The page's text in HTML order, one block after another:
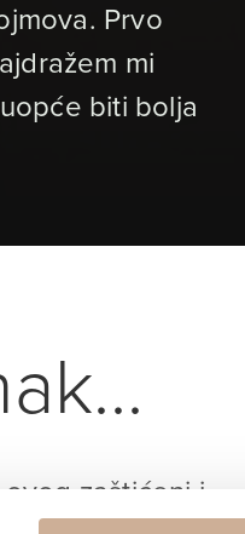
Prvo
mi
biti bolja
zaštićeni i